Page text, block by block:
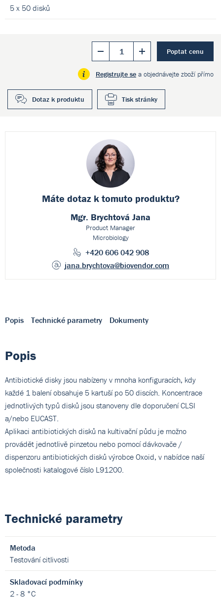
5 x 50 disků
Poptat cenu
Registrujte se a objednávejte zboží přímo
Dotaz k produktu Tisk stránky
Máte dotaz k tomuto produktu?
Mgr. Brychtová Jana
Product Manager
Microbiology
+420 606 042 908
jana.brychtova@biovendor.com
Popis Technické parametry Dokumenty
Popis
Antibiotické disky jsou nabízeny v mnoha konfiguracích, kdy
každé 1 balení obsahuje 5 kartuší po 50 discích. Koncentrace
jednotlivých typů disků jsou stanoveny dle doporučení CLSI
a/nebo EUCAST.
Aplikaci antibiotických disků na kultivační půdu je možno
provádět jednotlivě pinzetou nebo pomocí dávkovače /
dispenzoru antibiotických disků výrobce Oxoid, v nabídce naší
společnosti katalogové číslo L91200.
Technické parametry
Metoda
Testování citlivosti
Skladovací podmínky
2 - 8 °C